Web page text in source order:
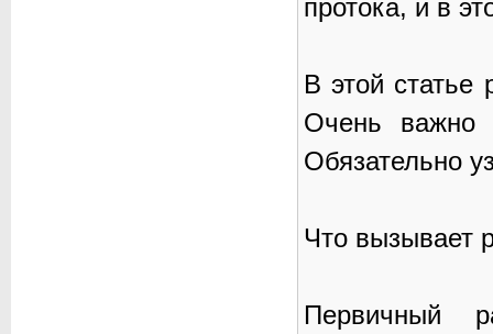
протока, и в
В этой статье
Очень важно
Обязательно
Что вызывает
Первичный